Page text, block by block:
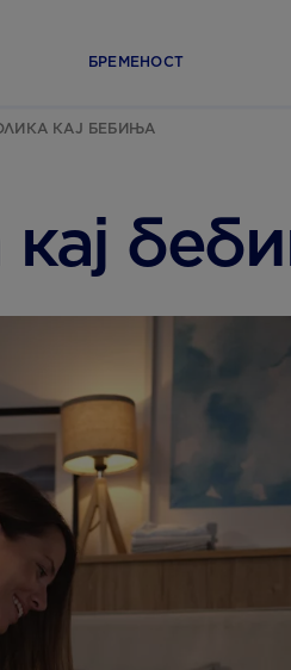
БРЕМЕНОСТ
КАЈ БЕБИЊА